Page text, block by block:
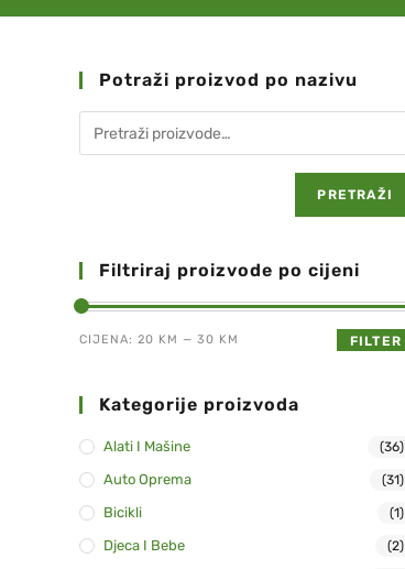
Potraži proizvod po nazivu
PRETRAŽI
Filtriraj proizvode po cijeni
FILTER
CIJENA: 20 KM — 30 KM
Kategorije proizvoda
Alati I Mašine (36)
Auto Oprema (31)
Bicikli (1)
Djeca I Bebe (2)